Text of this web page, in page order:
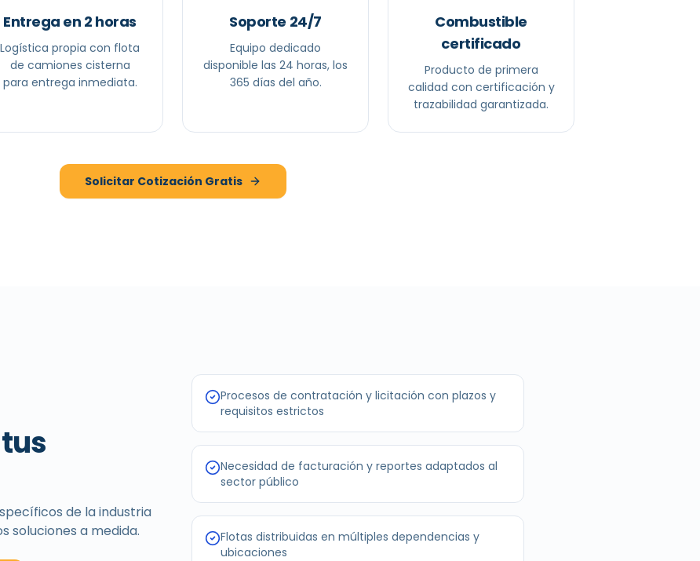
Entrega en 2 horas
Logística propia con flota
de camiones cisterna
para entrega inmediata.
Soporte 24/7
Equipo dedicado
disponible las 24 horas, los
365 días del año.
Combustible
certificado
Producto de primera
calidad con certificación y
trazabilidad garantizada.
Solicitar Cotización Gratis
de la industria
soluciones a medida.
Procesos de contratación y licitación con plazos y
requisitos estrictos
Necesidad de facturación y reportes adaptados al
sector público
Flotas distribuidas en múltiples dependencias y
ubicaciones